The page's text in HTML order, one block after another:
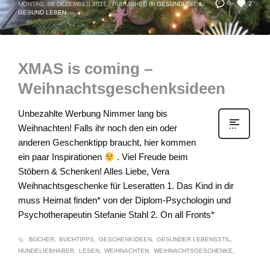
0 2
MONTAG, 06 DEZEMBER 2021 / PUBLISHED IN GESUNDHEIT &
GESUND LEBEN
XMAS is coming –
Weihnachtsgeschenksideen
Unbezahlte Werbung Nimmer lang bis
Weihnachten! Falls ihr noch den ein oder
anderen Geschenktipp braucht, hier kommen
ein paar Inspirationen
. Viel Freude beim
Stöbern & Schenken! Alles Liebe, Vera
Weihnachtsgeschenke für Leseratten 1. Das Kind in dir
muss Heimat finden* von der Diplom-Psychologin und
Psychotherapeutin Stefanie Stahl 2. On all Fronts*
BÜCHER BUCHTIPPS GESCHENKIDEEN
GESUNDER LEBENSSTIL
HUNDELIEBHABER
LESEN WEIHNACHTEN WEIHNACHTSGESCHENKE